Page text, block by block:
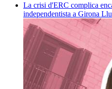
La crisi d'ERC complica
independentista a Girona